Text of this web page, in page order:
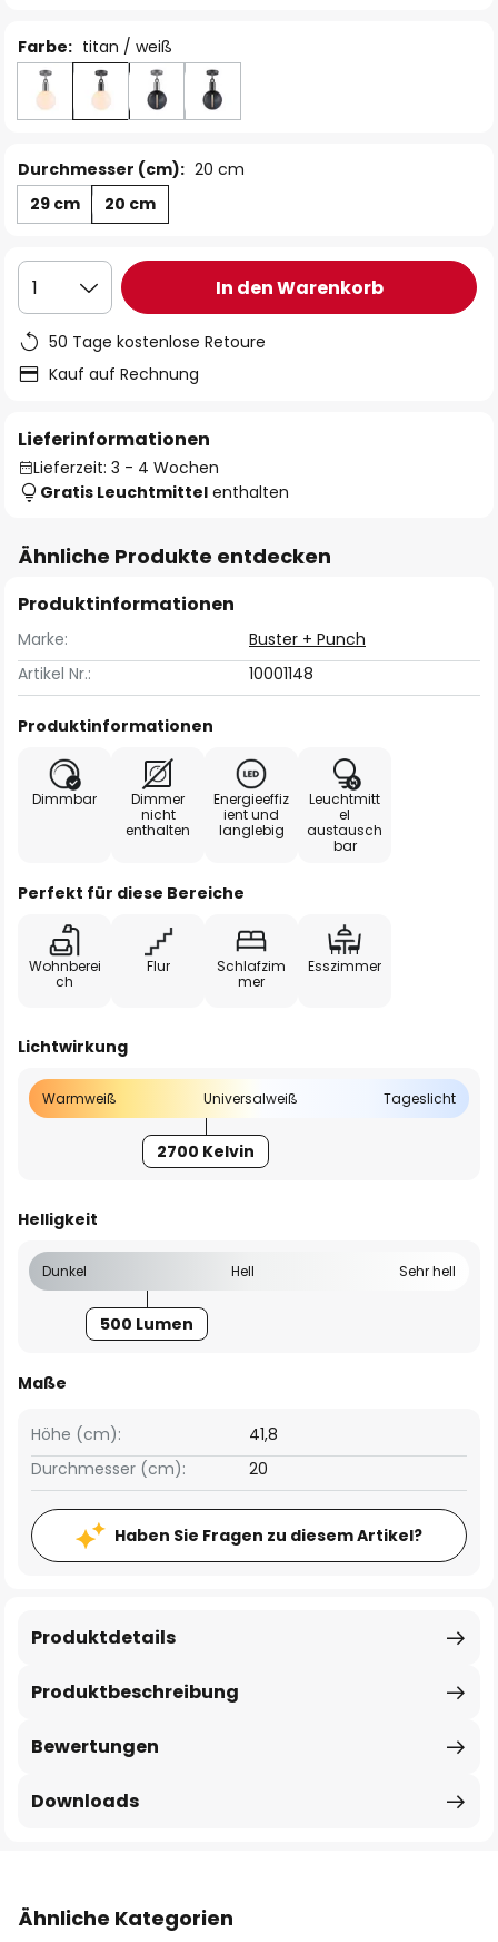
Farbe: titan / weiß
Durchmesser (cm): 20 cm
29 cm
20 cm
1 In den Warenkorb
50 Tage kostenlose Retoure
Kauf auf Rechnung
Lieferinformationen
Lieferzeit: 3 - 4 Wochen
Gratis Leuchtmittel enthalten
Ähnliche Produkte entdecken
Produktinformationen
Marke:
Buster + Punch
Artikel Nr.:
10001148
Produktinformationen
Dimmbar
Dimmer
nicht
enthalten
Energieeffiz
ient und
langlebig
Leuchtmitt
el
austausch
bar
Perfekt für diese Bereiche
Wohnberei
ch
Flur
Schlafzim
mer
Esszimmer
Lichtwirkung
Warmweiß Universalweiß Tageslicht
2700 Kelvin
Helligkeit
Dunkel Hell Sehr hell
500 Lumen
Maße
Höhe (cm):
41,8
Durchmesser (cm):
20
Haben Sie Fragen zu diesem Artikel?
Produktbeschreibung
Produktdetails
Bewertungen
Downloads
Ähnliche Kategorien